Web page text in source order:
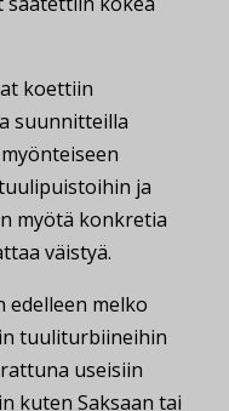
koettiin
suunnitteilla
ja
myötä konkretia
väistyä.
edelleen melko
tuuliturbiineihin
useisiin
kuten Saksaan tai